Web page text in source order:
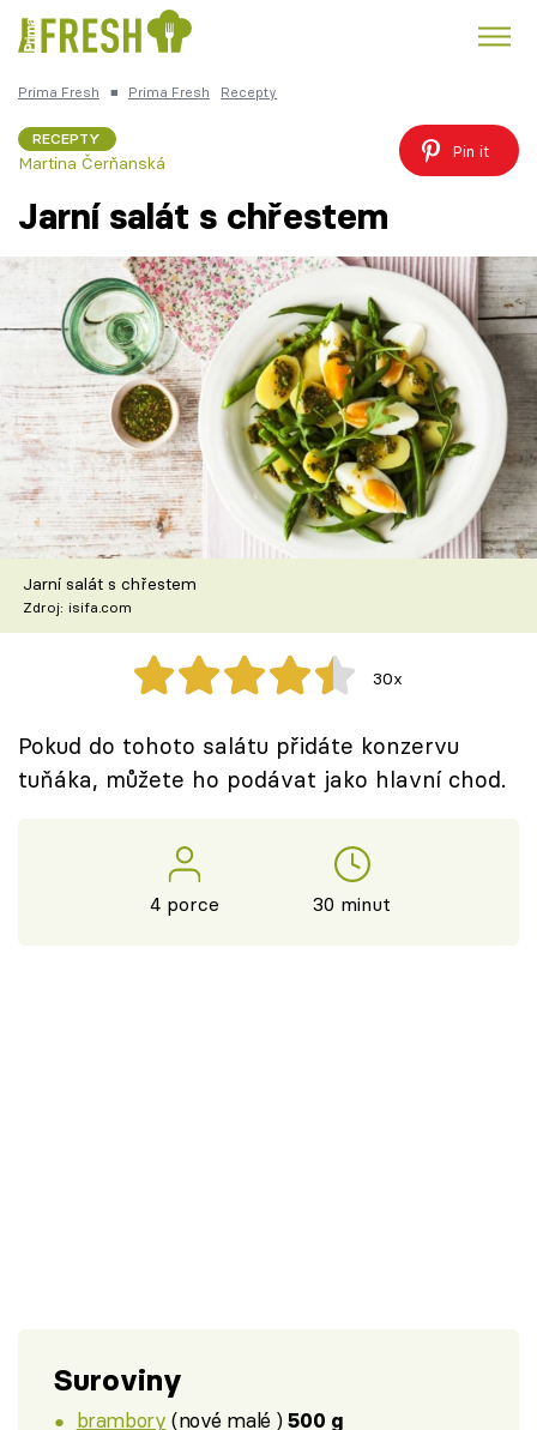
Česká kuchyně
Témata
Recepty
Články
TV Program
Škola vaření
Recepty z TV
Speciál: Cuketa
Těhotnej kuchař
Sledujte prima+
Prima Fresh ■ Prima Fresh Recepty
RECEPTY
Martina Čerňanská
Pin it
Jarní salát s chřestem
Jarní salát s chřestem
Zdroj: isifa.com
30x
Pokud do tohoto salátu přidáte konzervu
tuňáka, můžete ho podávat jako hlavní chod.
4 porce 30 minut
Suroviny
brambory (nové malé )500 g